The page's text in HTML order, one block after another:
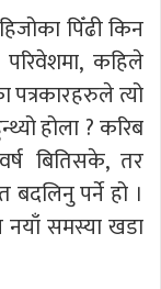
पिँढी किन
कहिले
पत्रकारहरुले त्यो
होला ? करिब
बितिसके, तर
पर्ने हो ।
समस्या खडा